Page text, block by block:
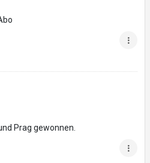
Prag gewonnen.